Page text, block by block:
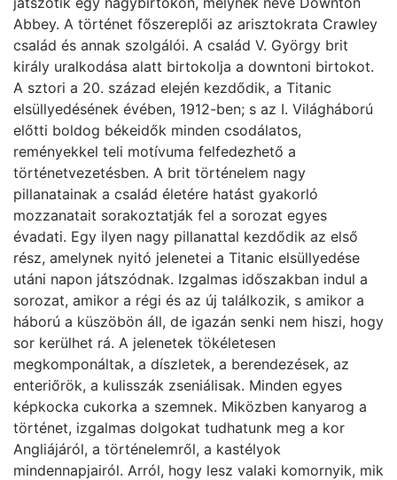
Abbey. A történet főszereplői az arisztokrata Crawley
család és annak szolgálói. A család V. György brit
király uralkodása alatt birtokolja a downtoni birtokot.
A sztori a 20. század elején kezdődik, a Titanic
elsüllyedésének évében, 1912-ben; s az I. Világháború
előtti boldog békeidők minden csodálatos,
reményekkel teli motívuma felfedezhető a
történetvezetésben. A brit történelem nagy
pillanatainak a család életére hatást gyakorló
mozzanatait sorakoztatják fel a sorozat egyes
évadati. Egy ilyen nagy pillanattal kezdődik az első
rész, amelynek nyitó jelenetei a Titanic elsüllyedése
utáni napon játszódnak. Izgalmas időszakban indul a
sorozat, amikor a régi és az új találkozik, s amikor a
háború a küszöbön áll, de igazán senki nem hiszi, hogy
sor kerülhet rá. A jelenetek tökéletesen
megkomponáltak, a díszletek, a berendezések, az
enteriőrök, a kulisszák zseniálisak. Minden egyes
képkocka cukorka a szemnek. Miközben kanyarog a
történet, izgalmas dolgokat tudhatunk meg a kor
Angliájáról, a történelemről, a kastélyok
mindennapjairól. Arról, hogy lesz valaki komornyik, mik